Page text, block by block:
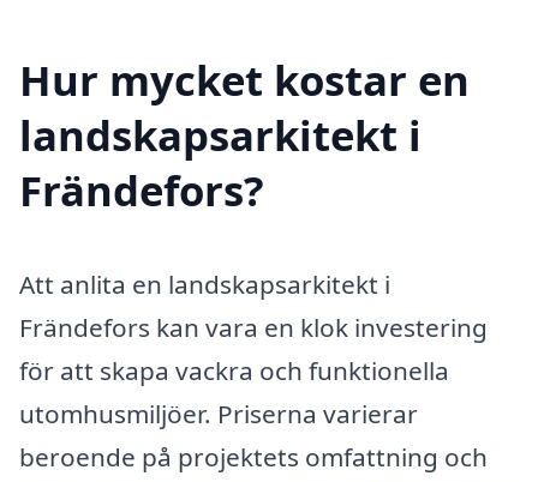
Hur mycket kostar en
landskapsarkitekt i
Frändefors?
Att anlita en landskapsarkitekt i
Frändefors kan vara en klok investering
för att skapa vackra och funktionella
utomhusmiljöer. Priserna varierar
beroende på projektets omfattning och